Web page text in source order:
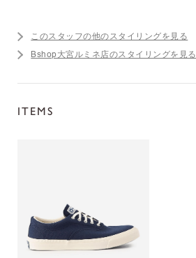
このスタッフの他のスタイリングを見る
Bshop大宮ルミネ店のスタイリングを見る
ITEMS